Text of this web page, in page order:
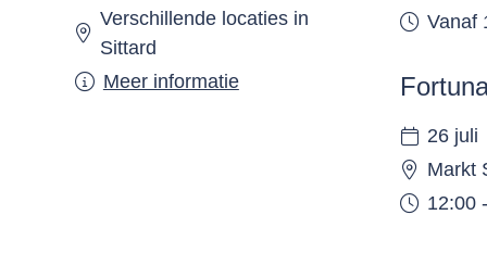
Verschillende locaties in
Sittard
Meer informatie
Vanaf
26 juli
Markt
12:00